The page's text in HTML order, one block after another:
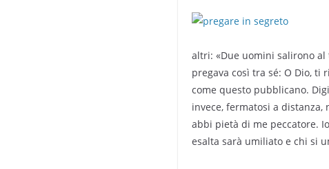
altri: «Due uomini salirono
pregava così tra sé: O Dio,
come questo pubblicano.
invece, fermatosi a distanza,
abbi pietà di me peccatore.
esalta sarà umiliato e chi si